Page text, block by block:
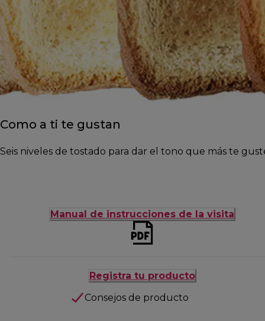
Como a ti te gustan
Seis niveles de tostado para dar el tono que más te
Manual de instrucciones de la visita
Registra tu producto
Consejos de producto